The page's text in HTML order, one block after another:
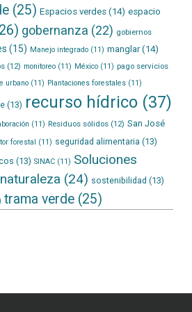
(25) Espacios verdes(14) espacio
gobernanza (22) gobiernos
(15) Manejo integrado(11) manglar(14)
(12) monitoreo(11) México(11) pago servicios
urbano(11) Plantaciones forestales(11)
(13) recurso hídrico(37)
(11) Residuos sólidos(12) San José
forestal (11) seguridad alimentaria (13)
(13) SINAC(11) Soluciones
(24) sostenibilidad (13)
trama verde(25)